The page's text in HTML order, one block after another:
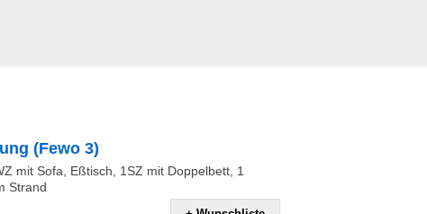
(Fewo 3)
mit Sofa, Eßtisch, 1SZ mit Doppelbett, 1
Strand